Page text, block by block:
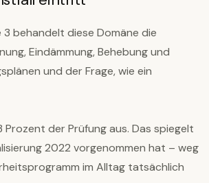
behandelt diese Domäne die
Eindämmung, Behebung und
und der Frage, wie ein
der Prüfung aus. Das spiegelt
2022 vorgenommen hat – weg
im Alltag tatsächlich